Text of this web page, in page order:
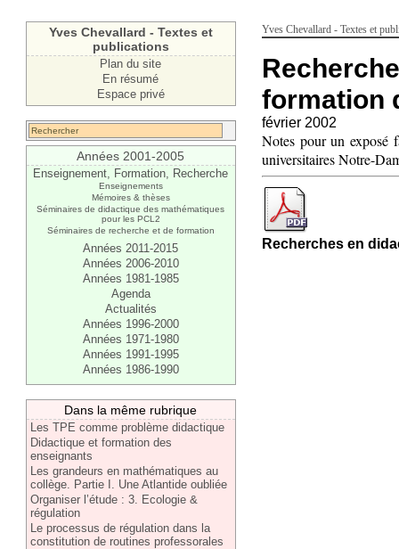
Yves Chevallard - Textes et
publications
Plan du site
En résumé
Espace privé
Années 2001-2005
Enseignement, Formation, Recherche
Enseignements
Mémoires & thèses
Séminaires de didactique des mathématiques
pour les PCL2
Séminaires de recherche et de formation
Années 2011-2015
Années 2006-2010
Années 1981-1985
Agenda
Actualités
Années 1996-2000
Années 1971-1980
Années 1991-1995
Années 1986-1990
Dans la même rubrique
Les TPE comme problème didactique
Didactique et formation des
enseignants
Les grandeurs en mathématiques au
collège. Partie I. Une Atlantide oubliée
Organiser l’étude : 3. Ecologie &
régulation
Le processus de régulation dans la
constitution de routines professorales
Yves Chevallard - Textes et
formation
février 2002
Notes pour un exposé
universitaires Notre-
Recherches en